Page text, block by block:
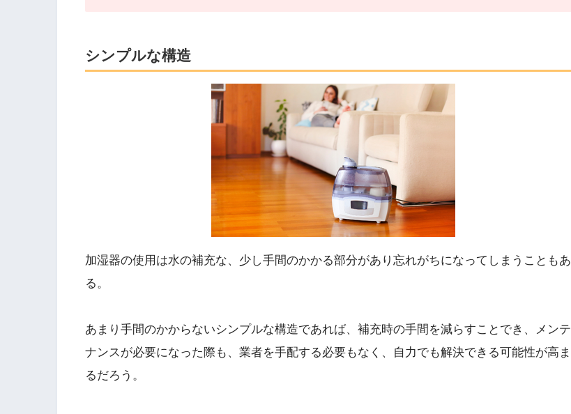
シンプルな構造
加湿器の使用は水の補充な、少し手間のかかる部分があり忘れがちになってしまうこともあ
る。
あまり手間のかからないシンプルな構造であれば、補充時の手間を減らすことでき、メンテ
ナンスが必要になった際も、業者を手配する必要もなく、自力でも解決できる可能性が高ま
るだろう。